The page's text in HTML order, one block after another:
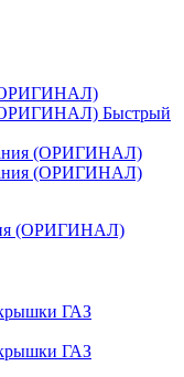
Быстрый
(ОРИГИНАЛ)